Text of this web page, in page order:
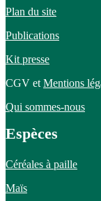
Plan du site
Publications
Kit presse
CGV et Mentions
Qui sommes-nous
Espèces
Céréales à paille
Maïs